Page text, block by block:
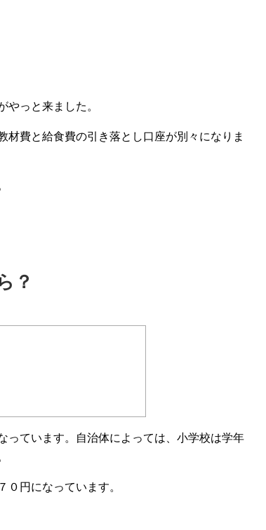
やっと来ました。
材費と給食費の引き落とし口座が別々になりま
？
っています。自治体によっては、小学校は学年
円になっています。